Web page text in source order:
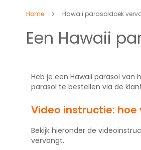
Home Hawaii parasoldoek
Een Hawaii
Heb je een Hawaii parasol
parasol te bestellen via de
Video instructie:
Bekijk hieronder de
vervangt.